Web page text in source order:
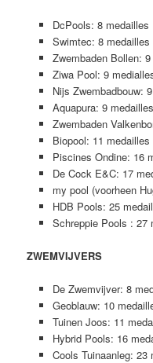
DcPools: 8 medailles
Swimtec: 8 medailles
Zwembaden Bollen:
Ziwa Pool: 9
Nijs Zwembadbouw:
Aquapura: 9 medailles
Zwembaden
Biopool: 11 medailles
Piscines Ondine: 16
De Cock E&C: 17
my pool (voorheen
HDB Pools: 25
Schreppie Pools : 27
ZWEMVIJVERS
De Zwemvijver: 8
Geoblauw: 10
Tuinen Joos: 11
Hybrid Pools: 16
Cools Tuinaanleg: 23